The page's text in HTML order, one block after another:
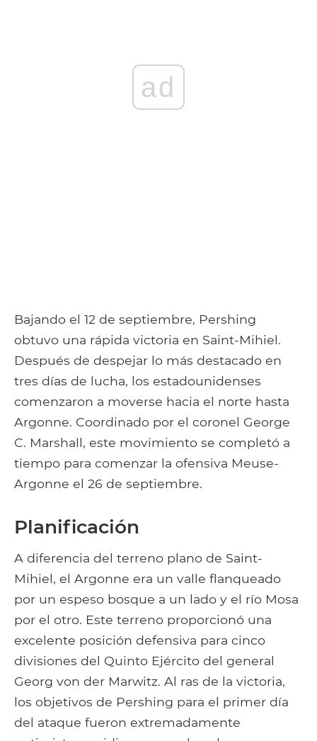
ad
Bajando el 12 de septiembre, Pershing
obtuvo una rápida victoria en Saint-Mihiel.
Después de despejar lo más destacado en
tres días de lucha, los estadounidenses
comenzaron a moverse hacia el norte hasta
Argonne. Coordinado por el coronel George
C. Marshall, este movimiento se completó a
tiempo para comenzar la ofensiva Meuse-
Argonne el 26 de septiembre.
Planificación
A diferencia del terreno plano de Saint-
Mihiel, el Argonne era un valle flanqueado
por un espeso bosque a un lado y el río Mosa
por el otro. Este terreno proporcionó una
excelente posición defensiva para cinco
divisiones del Quinto Ejército del general
Georg von der Marwitz. Al ras de la victoria,
los objetivos de Pershing para el primer día
del ataque fueron extremadamente